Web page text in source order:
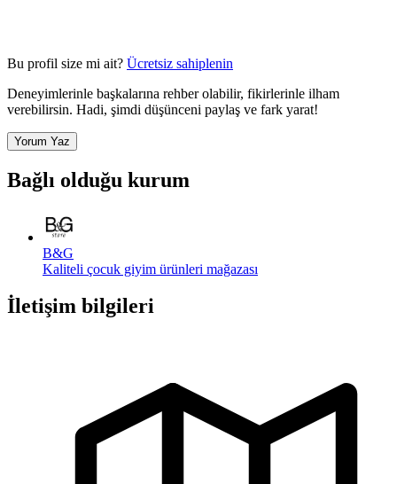
Bu profil size mi ait? Ücretsiz sahiplenin
Deneyimlerinle başkalarına rehber olabilir, fikirlerinle ilham
verebilirsin. Hadi, şimdi düşünceni paylaş ve fark yarat!
Yorum Yaz
Bağlı olduğu kurum
B&G
Kaliteli çocuk giyim ürünleri mağazası
İletişim bilgileri